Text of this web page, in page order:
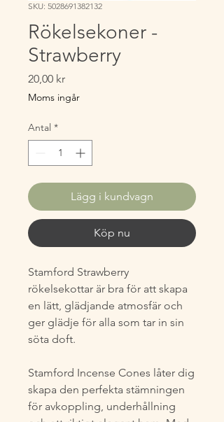
SKU: 5028691382132
Rökelsekoner -
Strawberry
20,00 krPris
Moms ingår
Antal *
Lägg i kundvagn
Köp nu
Stamford Strawberry
rökelsekottar är bra för att skapa
en lätt, glädjande atmosfär och
ger glädje för alla som tar in sin
söta doft.
Stamford Incense Cones låter dig
skapa den perfekta stämningen
för avkoppling, underhållning